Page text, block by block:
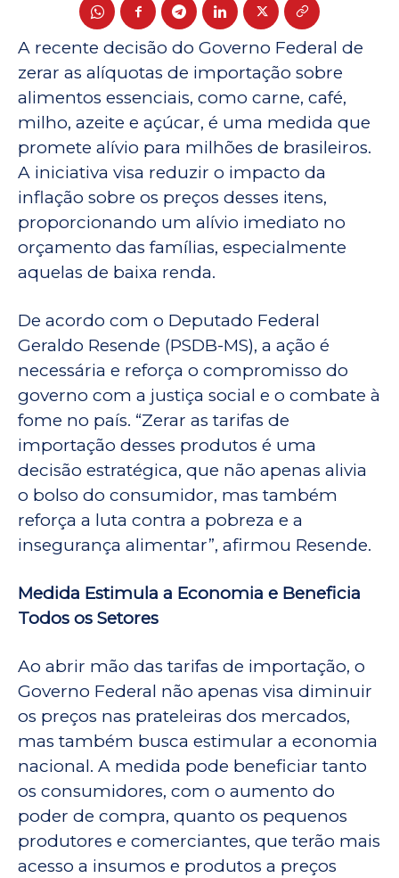
A recente decisão do Governo Federal de
zerar as alíquotas de importação sobre
alimentos essenciais, como carne, café,
milho, azeite e açúcar, é uma medida que
promete alívio para milhões de brasileiros.
A iniciativa visa reduzir o impacto da
inflação sobre os preços desses itens,
proporcionando um alívio imediato no
orçamento das famílias, especialmente
aquelas de baixa renda.
De acordo com o Deputado Federal
Geraldo Resende (PSDB-MS), a ação é
necessária e reforça o compromisso do
governo com a justiça social e o combate à
fome no país. “Zerar as tarifas de
importação desses produtos é uma
decisão estratégica, que não apenas alivia
o bolso do consumidor, mas também
reforça a luta contra a pobreza e a
insegurança alimentar”, afirmou Resende.
Medida Estimula a Economia e Beneficia
Todos os Setores
Ao abrir mão das tarifas de importação, o
Governo Federal não apenas visa diminuir
os preços nas prateleiras dos mercados,
mas também busca estimular a economia
nacional. A medida pode beneficiar tanto
os consumidores, com o aumento do
poder de compra, quanto os pequenos
produtores e comerciantes, que terão mais
acesso a insumos e produtos a preços